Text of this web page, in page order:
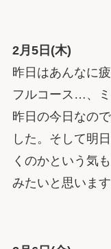
2月5日(木)
昨日はあんなに
フルコース…、ミ
昨日の今日なの
した。そして明
くのかという気
みたいと思いま